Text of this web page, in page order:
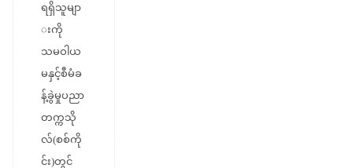
ရရှိသူမျာ
းကို
သမဝါယ
မနှင့်စီမံခ
န့်ခွဲမှုပညာ
တက္ကသို
လ်(စစ်ကို
င်း)တွင်